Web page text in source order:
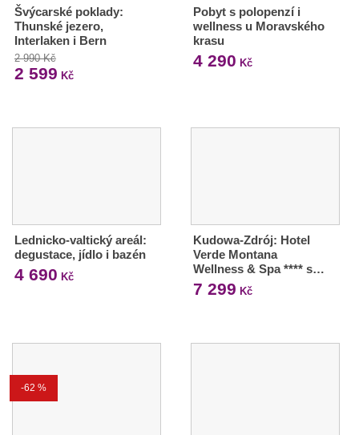
Švýcarské poklady:
Thunské jezero,
Interlaken i Bern
2 990 Kč
2 599 Kč
Pobyt s polopenzí i
wellness u Moravského
krasu
4 290 Kč
Lednicko-valtický areál:
degustace, jídlo i bazén
4 690 Kč
Kudowa-Zdrój: Hotel
Verde Montana
Wellness & Spa **** s…
7 299 Kč
-62 %